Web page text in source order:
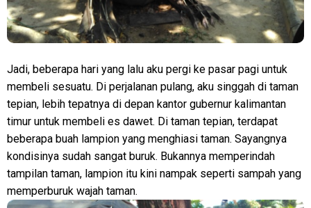
Jadi, beberapa hari yang lalu aku pergi ke pasar pagi untuk
membeli sesuatu. Di perjalanan pulang, aku singgah di taman
tepian, lebih tepatnya di depan kantor gubernur kalimantan
timur untuk membeli es dawet. Di taman tepian, terdapat
beberapa buah lampion yang menghiasi taman. Sayangnya
kondisinya sudah sangat buruk. Bukannya memperindah
tampilan taman, lampion itu kini nampak seperti sampah yang
memperburuk wajah taman.